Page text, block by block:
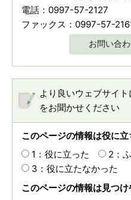
電話：0997-57-2127
ファックス：0997-57-
お問い合
より良いウェブサイ
をお聞かせください
このページの情報は役に立
1：役に立った
2：
3：役に立たなかった
このページの情報は見つ